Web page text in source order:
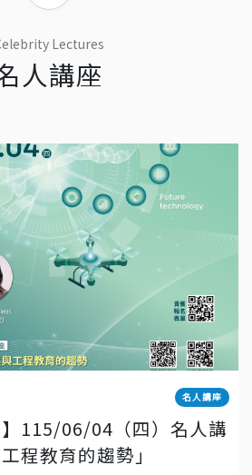
Lectures
人講座
名人講座
】115/06/04（四）名人講
程教育的趨勢」